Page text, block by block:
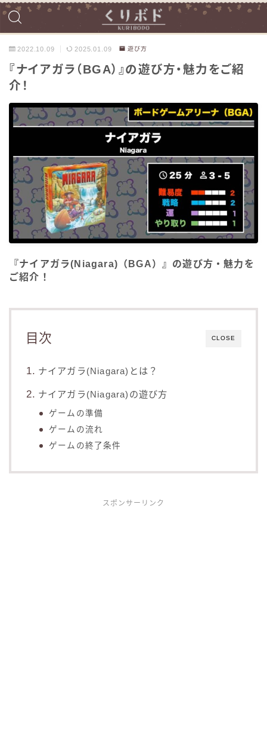
2022.10.09 2025.01.09 遊び方
『ナイアガラ（BGA）』の遊び方・魅力をご紹
介！
『ナイアガラ(Niagara)（BGA）』の遊び方・魅力を
ご紹介！
CLOSE
目次
ナイアガラ(Niagara)とは？
ナイアガラ(Niagara)の遊び方
ゲームの準備
ゲームの流れ
ゲームの終了条件
スポンサーリンク